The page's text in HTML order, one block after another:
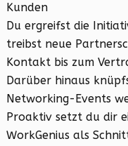
Kunden
Du ergreifst die
treibst neue
Kontakt bis zum
Darüber hinaus
Networking-Events
Proaktiv setzt du dir
WorkGenius als